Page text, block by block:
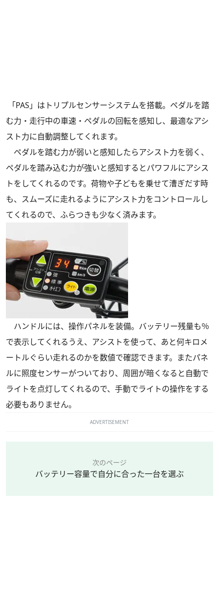
「PAS」はトリプルセンサーシステムを搭載。ペダルを踏
む力・走行中の車速・ペダルの回転を感知し、最適なアシ
スト力に自動調整してくれます。
ペダルを踏む力が弱いと感知したらアシスト力を弱く、
ペダルを踏み込む力が強いと感知するとパワフルにアシス
トをしてくれるのです。荷物や子どもを乗せて漕ぎだす時
も、スムーズに走れるようにアシスト力をコントロールし
てくれるので、ふらつきも少なく済みます。
ハンドルには、操作パネルを装備。バッテリー残量も％
で表示してくれるうえ、アシストを使って、あと何キロメ
ートルぐらい走れるのかを数値で確認できます。またパネ
ルに照度センサーがついており、周囲が暗くなると自動で
ライトを点灯してくれるので、手動でライトの操作をする
必要もありません。
ADVERTISEMENT
次のページ
バッテリー容量で自分に合った一台を選ぶ